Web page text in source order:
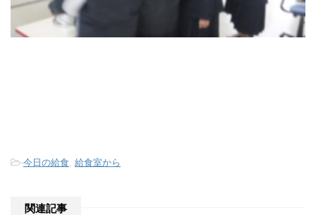
-今日の給食 給食室から
関連記事